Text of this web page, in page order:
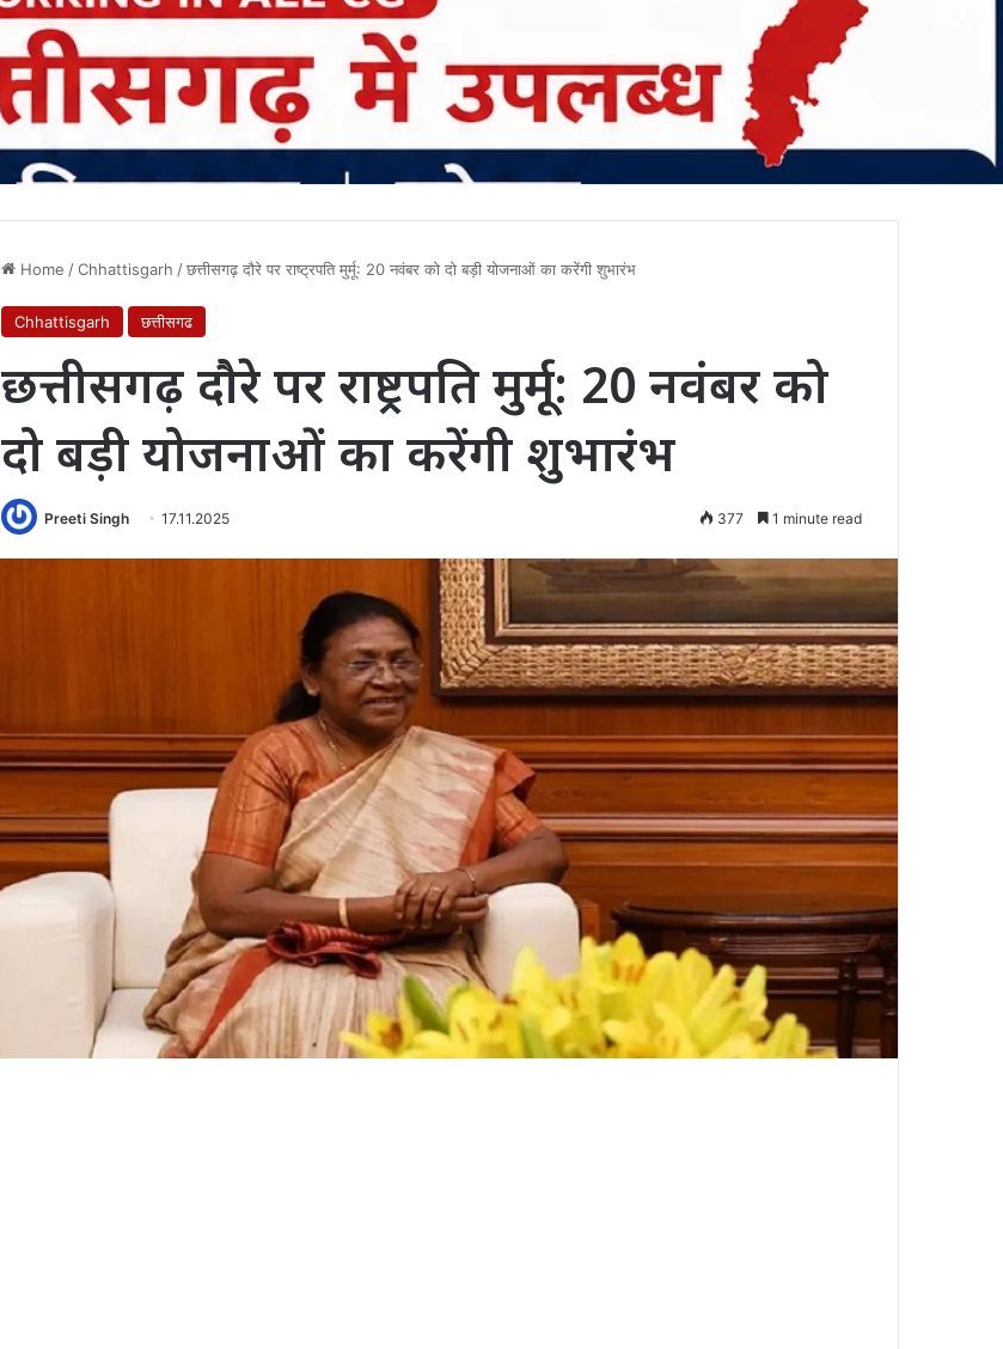
Home /Chhattisgarh /छत्तीसगढ़ दौरे पर राष्ट्रपति मुर्मू: 20 नवंबर को दो बड़ी योजनाओं का करेंगी शुभारंभ
Chhattisgarh छत्तीसगढ
छत्तीसगढ़ दौरे पर राष्ट्रपति मुर्मू: 20 नवंबर को
दो बड़ी योजनाओं का करेंगी शुभारंभ
Preeti Singh 17.11.2025 377 1 minute read